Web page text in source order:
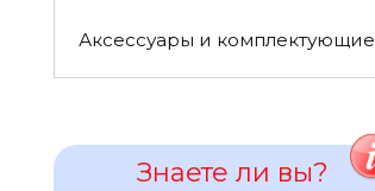
Аксессуары и комплектующие
Знаете ли вы?